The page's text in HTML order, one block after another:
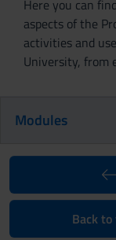
Here you can
aspects of the
activities and
University, from
Modules
Back